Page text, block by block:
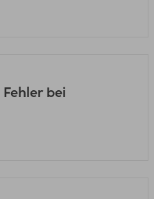
bei